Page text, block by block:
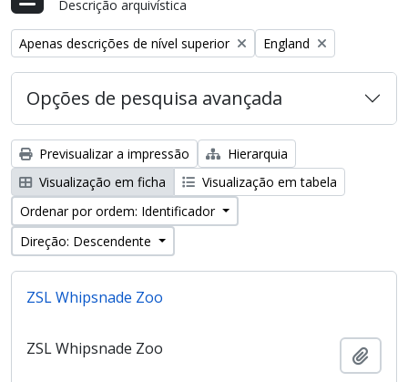
Descrição arquivística
Remove filter:
Apenas descrições de nível superior Remove filter:
England
Opções de pesquisa avançada
Previsualizar a impressão
Hierarquia
Visualização em ficha
Visualização em tabela
Ordenar por ordem: Identificador
Direção: Descendente
ZSL Whipsnade Zoo
ZSL Whipsnade Zoo